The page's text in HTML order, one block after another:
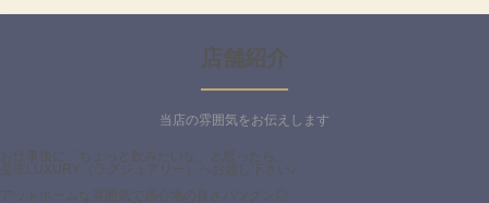
店舗紹介
当店の雰囲気をお伝えします
お仕事後に「ちょっと飲みたいな」と思ったら、
是非LUXURY（ラグジュアリー）へお越し下さい♪
アットホームな雰囲気で居心地の良さバツグン◎